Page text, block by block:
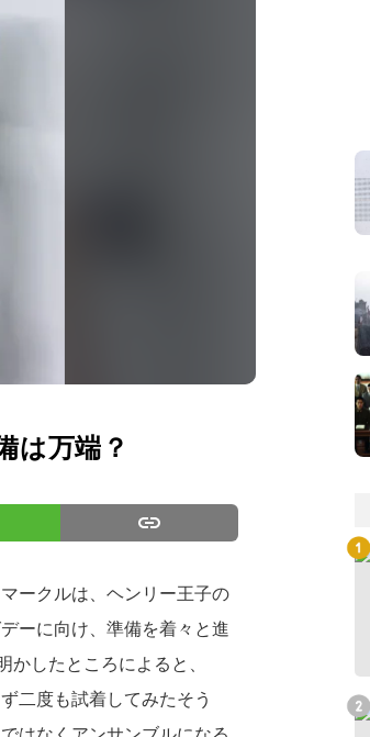
は万端？
ークルは、ヘンリー王子の
ーに向け、準備を着々と進
したところによると、
二度も試着してみたそう